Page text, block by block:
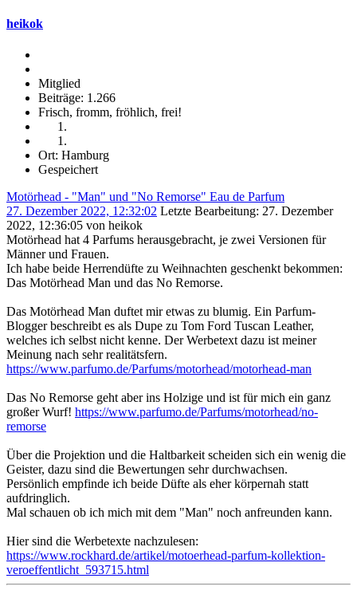
heikok
Mitglied
Beiträge: 1.266
Frisch, fromm, fröhlich, frei!
Ort: Hamburg
Gespeichert
Motörhead - "Man" und "No Remorse" Eau de Parfum
27. Dezember 2022, 12:32:02 Letzte Bearbeitung: 27. Dezember
2022, 12:36:05 von heikok
Motörhead hat 4 Parfums herausgebracht, je zwei Versionen für
Männer und Frauen.
Ich habe beide Herrendüfte zu Weihnachten geschenkt bekommen:
Das Motörhead Man und das No Remorse.
Das Motörhead Man duftet mir etwas zu blumig. Ein Parfum-
Blogger beschreibt es als Dupe zu Tom Ford Tuscan Leather,
welches ich selbst nicht kenne. Der Werbetext dazu ist meiner
Meinung nach sehr realitätsfern.
https://www.parfumo.de/Parfums/motorhead/motorhead-man
Das No Remorse geht aber ins Holzige und ist für mich ein ganz
großer Wurf! https://www.parfumo.de/Parfums/motorhead/no-
remorse
Über die Projektion und die Haltbarkeit scheiden sich ein wenig die
Geister, dazu sind die Bewertungen sehr durchwachsen.
Persönlich empfinde ich beide Düfte als eher körpernah statt
aufdringlich.
Mal schauen ob ich mich mit dem "Man" noch anfreunden kann.
Hier sind die Werbetexte nachzulesen:
https://www.rockhard.de/artikel/motoerhead-parfum-kollektion-
veroeffentlicht_593715.html